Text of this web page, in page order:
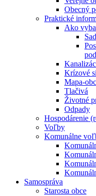
Obecný
Praktické
Ako
Krízové
Mapa-
Tlačivá
Životné
Odpady
Hospodárenie
Voľby
Komunálne
Samospráva
Starosta obce